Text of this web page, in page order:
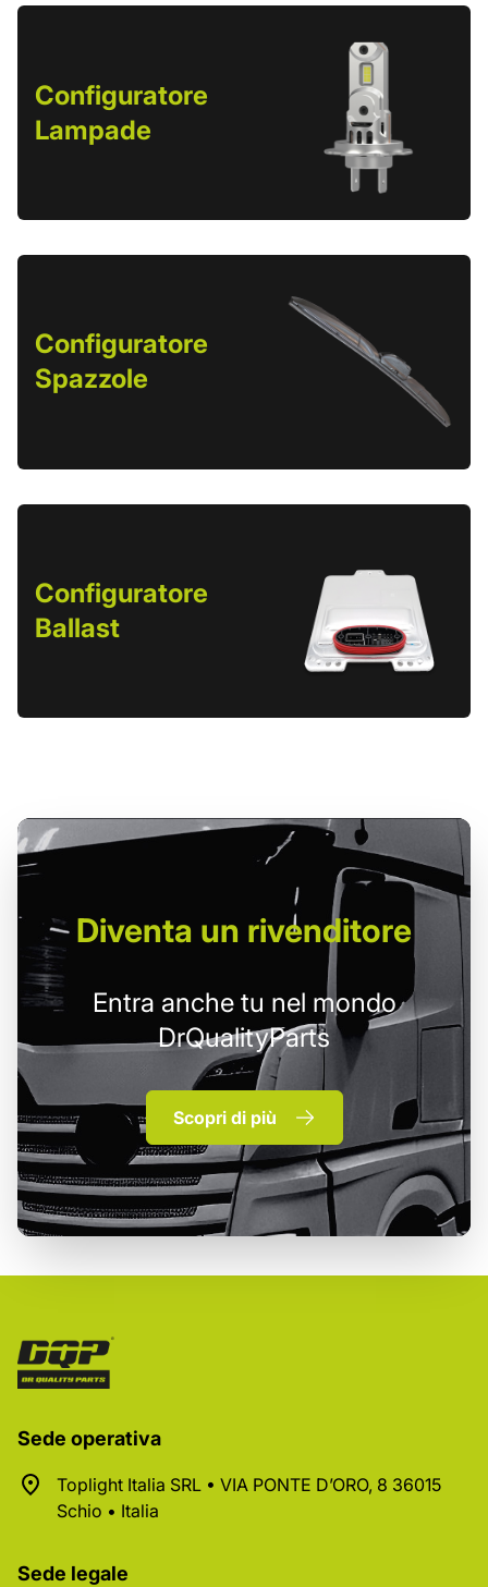
Configuratore
Lampade
Configuratore
Spazzole
Configuratore
Ballast
Diventa un rivenditore
Entra anche tu nel mondo
DrQualityParts
Scopri di più
Sede operativa
Toplight Italia SRL • VIA PONTE D’ORO, 8 36015
Schio • Italia
Sede legale